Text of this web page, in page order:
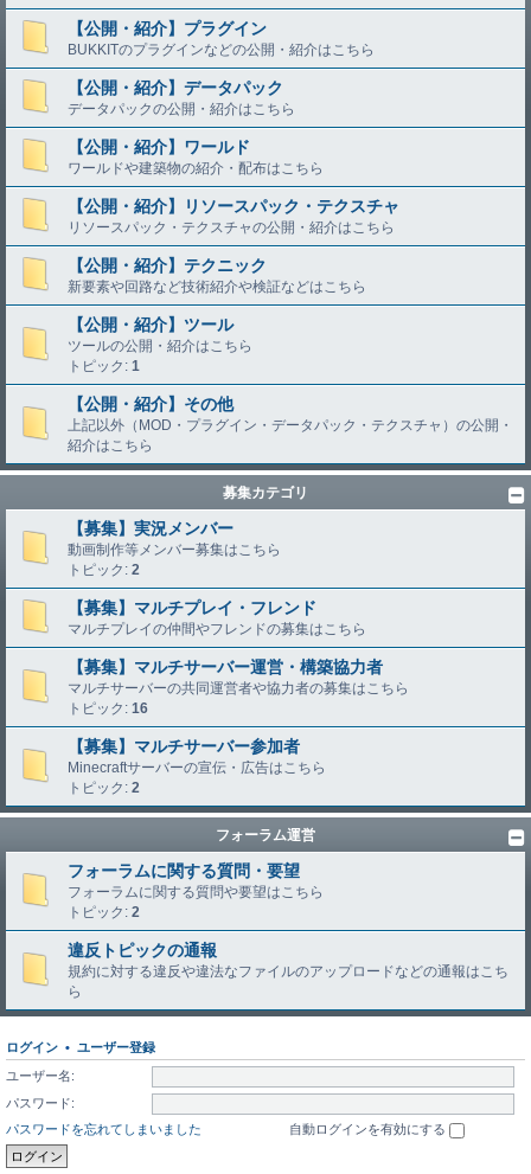
【公開・紹介】プラグイン
BUKKITのプラグインなどの公開・紹介はこちら
【公開・紹介】データパック
データパックの公開・紹介はこちら
【公開・紹介】ワールド
ワールドや建築物の紹介・配布はこちら
【公開・紹介】リソースパック・テクスチャ
リソースパック・テクスチャの公開・紹介はこちら
【公開・紹介】テクニック
新要素や回路など技術紹介や検証などはこちら
【公開・紹介】ツール
ツールの公開・紹介はこちら
トピック: 1
【公開・紹介】その他
上記以外（MOD・プラグイン・データパック・テクスチャ）の公開・
紹介はこちら
募集カテゴリ
【募集】実況メンバー
動画制作等メンバー募集はこちら
トピック: 2
【募集】マルチプレイ・フレンド
マルチプレイの仲間やフレンドの募集はこちら
【募集】マルチサーバー運営・構築協力者
マルチサーバーの共同運営者や協力者の募集はこちら
トピック: 16
【募集】マルチサーバー参加者
Minecraftサーバーの宣伝・広告はこちら
トピック: 2
フォーラム運営
フォーラムに関する質問・要望
フォーラムに関する質問や要望はこちら
トピック: 2
違反トピックの通報
規約に対する違反や違法なファイルのアップロードなどの通報はこち
ら
ログイン • ユーザー登録
ユーザー名:
パスワード:
パスワードを忘れてしまいました
自動ログインを有効にする